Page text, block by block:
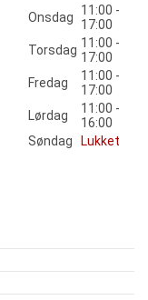
Onsdag
11:00 -
17:00
Torsdag 11:00 -
17:00
Fredag
11:00 -
17:00
Lørdag
11:00 -
16:00
Søndag
Lukket